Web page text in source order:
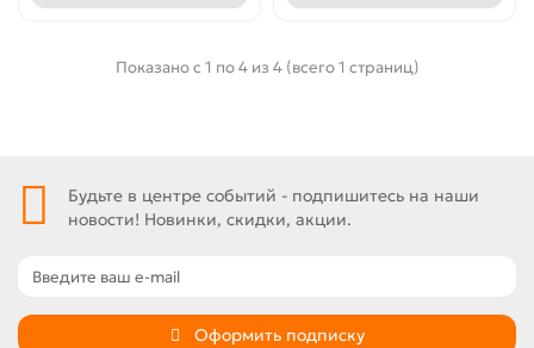
Показано с 1 по 4 из 4 (всего 1 страниц)
Будьте в центре событий - подпишитесь на наши
новости! Новинки, скидки, акции.
Оформить подписку